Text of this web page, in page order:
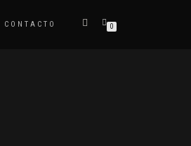
CONTACTO 0